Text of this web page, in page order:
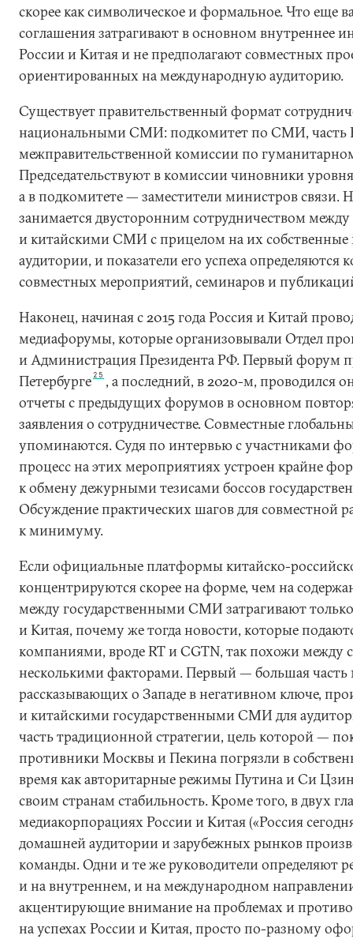
скорее как символическое и формальное. Что еще
соглашения затрагивают в основном внутреннее
России и Китая и не предполагают совместных
ориентированных на международную аудиторию.
Существует правительственный формат
национальными СМИ: подкомитет по СМИ, часть
межправительственной комиссии по
Председательствуют в комиссии чиновники
а в подкомитете — заместители министров связи.
занимается двусторонним сотрудничеством
и китайскими СМИ с прицелом на их собственные
аудитории, и показатели его успеха определяются
совместных мероприятий, семинаров и
Наконец, начиная с 2015 года Россия и Китай
медиафорумы, которые организовывали Отдел
и Администрация Президента РФ. Первый форум
Петербурге 25 , а последний, в 2020-м, проводился
отчеты с предыдущих форумов в основном
заявления о сотрудничестве. Совместные
упоминаются. Судя по интервью с участниками
процесс на этих мероприятиях устроен крайне
к обмену дежурными тезисами боссов
Обсуждение практических шагов для совместной
к минимуму.
Если официальные платформы китайско-
концентрируются скорее на форме, чем на
между государственными СМИ затрагивают
и Китая, почему же тогда новости, которые
компаниями, вроде RT и CGTN, так похожи между
несколькими факторами. Первый — большая часть
рассказывающих о Западе в негативном ключе,
и китайскими государственными СМИ для
часть традиционной стратегии, цель которой —
противники Москвы и Пекина погрязли в
время как авторитарные режимы Путина и Си
своим странам стабильность. Кроме того, в двух
медиакорпорациях России и Китая («Россия
домашней аудитории и зарубежных рынков
команды. Одни и те же руководители определяют
и на внутреннем, и на международном
акцентирующие внимание на проблемах и
на успехах России и Китая, просто по-разному